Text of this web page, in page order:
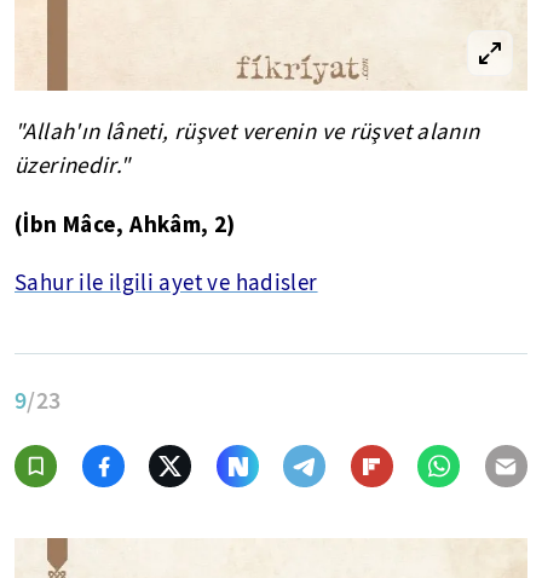
"Allah'ın lâneti, rüşvet verenin ve rüşvet alanın
üzerinedir."
(İbn Mâce,Ahkâm, 2)
Sahur ile ilgili ayet ve hadisler
9/23